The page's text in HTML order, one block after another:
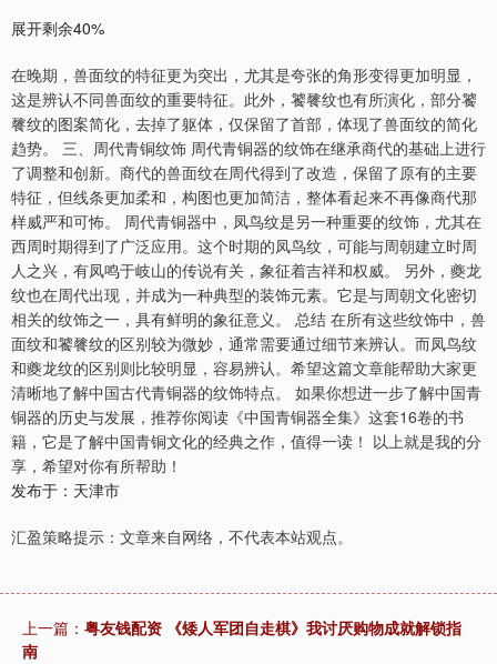
展开剩余40%
在晚期，兽面纹的特征更为突出，尤其是夸张的角形变得更加明显，
这是辨认不同兽面纹的重要特征。此外，饕餮纹也有所演化，部分饕
餮纹的图案简化，去掉了躯体，仅保留了首部，体现了兽面纹的简化
趋势。 三、周代青铜纹饰 周代青铜器的纹饰在继承商代的基础上进行
了调整和创新。商代的兽面纹在周代得到了改造，保留了原有的主要
特征，但线条更加柔和，构图也更加简洁，整体看起来不再像商代那
样威严和可怖。 周代青铜器中，凤鸟纹是另一种重要的纹饰，尤其在
西周时期得到了广泛应用。这个时期的凤鸟纹，可能与周朝建立时周
人之兴，有凤鸣于岐山的传说有关，象征着吉祥和权威。 另外，夔龙
纹也在周代出现，并成为一种典型的装饰元素。它是与周朝文化密切
相关的纹饰之一，具有鲜明的象征意义。 总结 在所有这些纹饰中，兽
面纹和饕餮纹的区别较为微妙，通常需要通过细节来辨认。而凤鸟纹
和夔龙纹的区别则比较明显，容易辨认。希望这篇文章能帮助大家更
清晰地了解中国古代青铜器的纹饰特点。 如果你想进一步了解中国青
铜器的历史与发展，推荐你阅读《中国青铜器全集》这套16卷的书
籍，它是了解中国青铜文化的经典之作，值得一读！ 以上就是我的分
享，希望对你有所帮助！
发布于：天津市
汇盈策略提示：文章来自网络，不代表本站观点。
上一篇： 粤友钱配资 《矮人军团自走棋》我讨厌购物成就解锁指
南